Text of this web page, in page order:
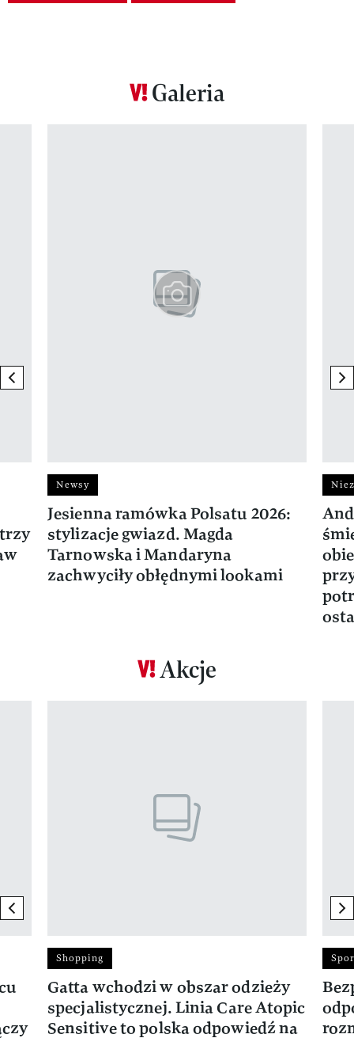
Galeria
previous element
Newsy
Jesienna ramówka Polsatu 2026:
stylizacje gwiazd. Magda
Tarnowska i Mandaryna
zachwyciły obłędnymi lookami
Akcje
previous element
Shopping
Gatta wchodzi w obszar odzieży
specjalistycznej. Linia Care Atopic
Sensitive to polska odpowiedź na